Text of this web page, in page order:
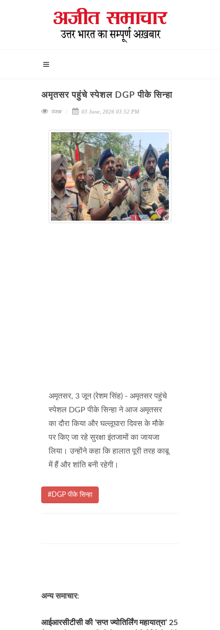
अमृतसर पहुंचे स्पेशल DGP पीके सिन्हा
पंजाब 03 June, 2026 03:52 PM
अमृतसर, 3 जून (रेशम सिंह) - अमृतसर पहुंचे
स्पेशल DGP पीके सिन्हा ने आज अमृतसर
का दौरा किया और घल्लूघारा दिवस के मौके
पर किए जा रहे सुरक्षा इंतजामों का जायजा
लिया। उन्होंने कहा कि हालात पूरी तरह काबू
में हैं और शांति बनी रहेगी।
#DGP पीके सिन्हा
अन्य समाचार:
आईआरसीटीसी की ‘सप्त ज्योतिर्लिंग महायात्रा’ 25